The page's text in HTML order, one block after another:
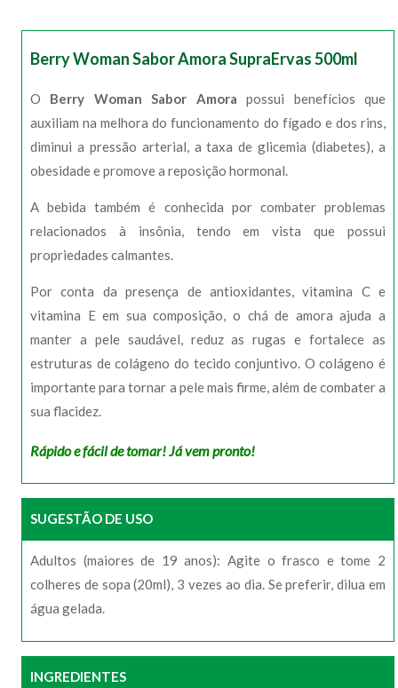
Berry Woman Sabor Amora SupraErvas 500ml
O Berry Woman Sabor Amora possui benefícios que
auxiliam na melhora do funcionamento do fígado e dos rins,
diminui a pressão arterial, a taxa de glicemia (diabetes), a
obesidade e promove a reposição hormonal.
A bebida também é conhecida por combater problemas
relacionados à insônia, tendo em vista que possui
propriedades calmantes.
Por conta da presença de antioxidantes, vitamina C e
vitamina E em sua composição, o chá de amora ajuda a
manter a pele saudável, reduz as rugas e fortalece as
estruturas de colágeno do tecido conjuntivo. O colágeno é
importante para tornar a pele mais firme, além de combater a
sua flacidez.
Rápido e fácil de tomar! Já vem pronto!
SUGESTÃO DE USO
Adultos (maiores de 19 anos): Agite o frasco e tome 2
colheres de sopa (20ml), 3 vezes ao dia. Se preferir, dilua em
água gelada.
INGREDIENTES